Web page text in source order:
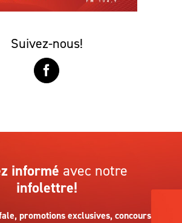
Suivez-nous!
informé avec notre
infolettre!
promotions exclusives, concours